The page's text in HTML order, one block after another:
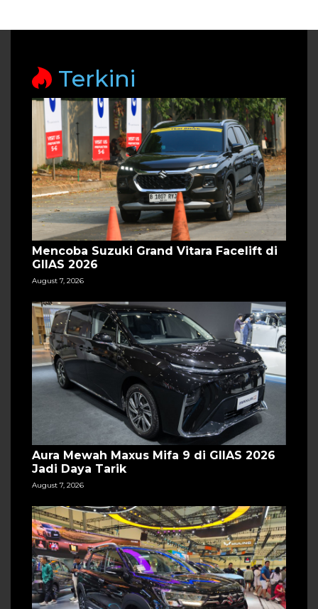
Terkini
Mencoba Suzuki Grand Vitara Facelift di
GIIAS 2026
August 7, 2026
Aura Mewah Maxus Mifa 9 di GIIAS 2026
Jadi Daya Tarik
August 7, 2026